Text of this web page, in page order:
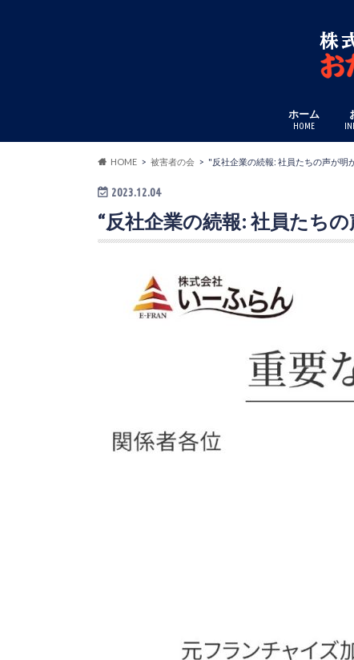
ホーム
HOME
HOME 被害者の会 "反社企業の続報: 社員たちの声が明
2023.12.04
“反社企業の続報: 社員たち